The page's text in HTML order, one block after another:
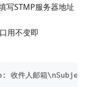
写STMP服务器地址
用不变即
收件人邮箱